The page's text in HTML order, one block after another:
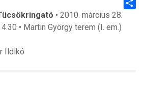
• 2010. március 28.
• Martin György terem (I. em.)
Ildikó